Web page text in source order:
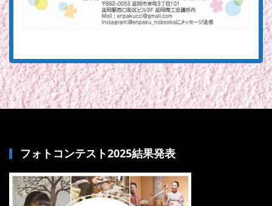
フォトコンテスト2025結果発表